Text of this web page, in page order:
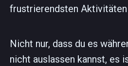
frustrierendsten
Nicht nur, dass du es
nicht auslassen kannst, es